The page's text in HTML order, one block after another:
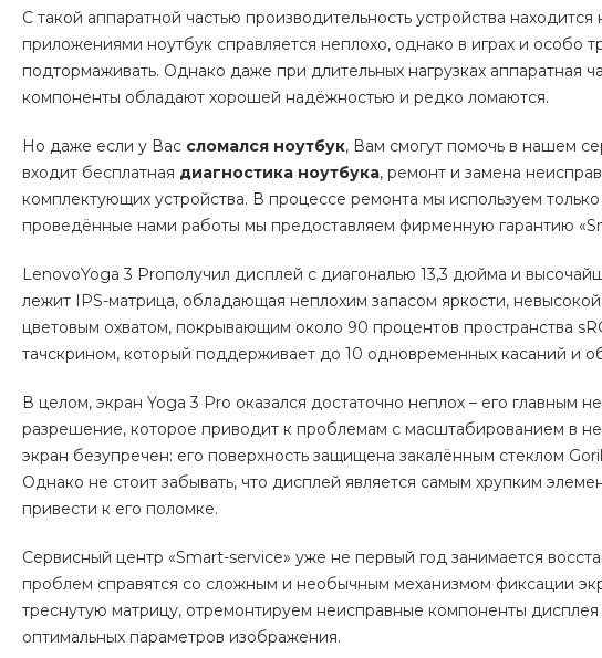
С такой аппаратной частью производительность устройства
приложениями ноутбук справляется неплохо, однако в играх и особо
подтормаживать. Однако даже при длительных нагрузках аппаратная
компоненты обладают хорошей надёжностью и редко ломаются.
Но даже если у Вас сломался ноутбук, Вам смогут помочь в нашем
входит бесплатная диагностика ноутбука, ремонт и замена
комплектующих устройства. В процессе ремонта мы используем
проведённые нами работы мы предоставляем фирменную гарантию «
LenovoYoga 3 Proполучил дисплей с диагональю 13,3 дюйма и
лежит IPS-матрица, обладающая неплохим запасом яркости,
цветовым охватом, покрывающим около 90 процентов пространства
тачскрином, который поддерживает до 10 одновременных касаний и
В целом, экран Yoga 3 Pro оказался достаточно неплох – его главным
разрешение, которое приводит к проблемам с масштабированием в
экран безупречен: его поверхность защищена закалённым стеклом
Однако не стоит забывать, что дисплей является самым хрупким
привести к его поломке.
Сервисный центр «Smart-service» уже не первый год занимается
проблем справятся со сложным и необычным механизмом фиксации
треснутую матрицу, отремонтируем неисправные компоненты
оптимальных параметров изображения.